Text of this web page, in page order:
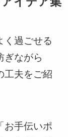
く過ごせる
ぎながら
工夫をご紹
お手伝いポ